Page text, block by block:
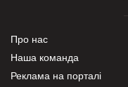
Про нас
Наша команда
Реклама на порталі